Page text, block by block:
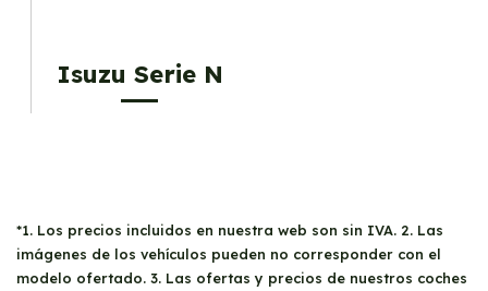
Isuzu Serie N
*1. Los precios incluidos en nuestra web son sin IVA. 2. Las
imágenes de los vehículos pueden no corresponder con el
modelo ofertado. 3. Las ofertas y precios de nuestros coches